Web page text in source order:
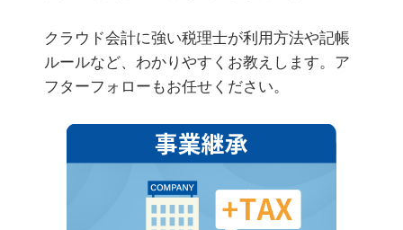
クラウド会計に強い税理士が利用方法や記帳
ルールなど、わかりやすくお教えします。ア
フターフォローもお任せください。